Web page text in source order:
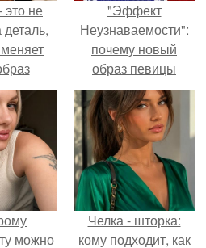
это не
"Эффект
Неузнаваемости":
почему новый
образ певицы
вызвал споры о
гранях
возможного?
можно
Челка - шторка:
кому подходит, как